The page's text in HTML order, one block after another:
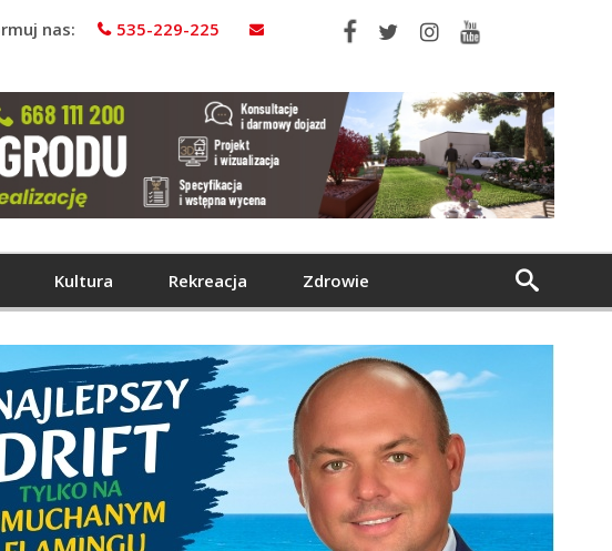
nas: 535-229-225
Kultura Rekreacja Zdrowie